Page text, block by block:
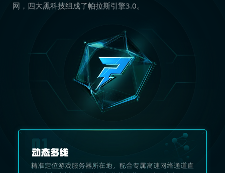
网，四大黑科技组成了帕拉斯引擎3.0。